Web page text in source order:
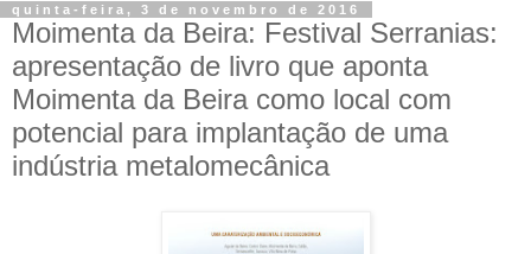
quinta-feira, 3 de novembro de 2016
Moimenta da Beira: Festival Serranias:
apresentação de livro que aponta
Moimenta da Beira como local com
potencial para implantação de uma
indústria metalomecânica